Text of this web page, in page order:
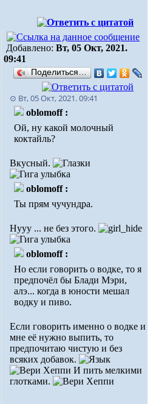
Добавлено: Вт, 05 Окт, 2021.
09:41
Поделиться…
⊙ Вт, 05 Окт, 2021. 09:41
oblomoff :
Ой, ну какой молочный
коктайль?
Вкусный.
oblomoff :
Ты прям чучундра.
Нууу ... не без этого.
oblomoff :
Но если говорить о водке, то я
предпочёл бы Блади Мэри,
алэ... когда в юности мешал
водку и пиво.
Если говорить именно о водке и
мне её нужно выпить, то
предпочитаю чистую и без
всяких добавок.
И пить мелкими
глотками.